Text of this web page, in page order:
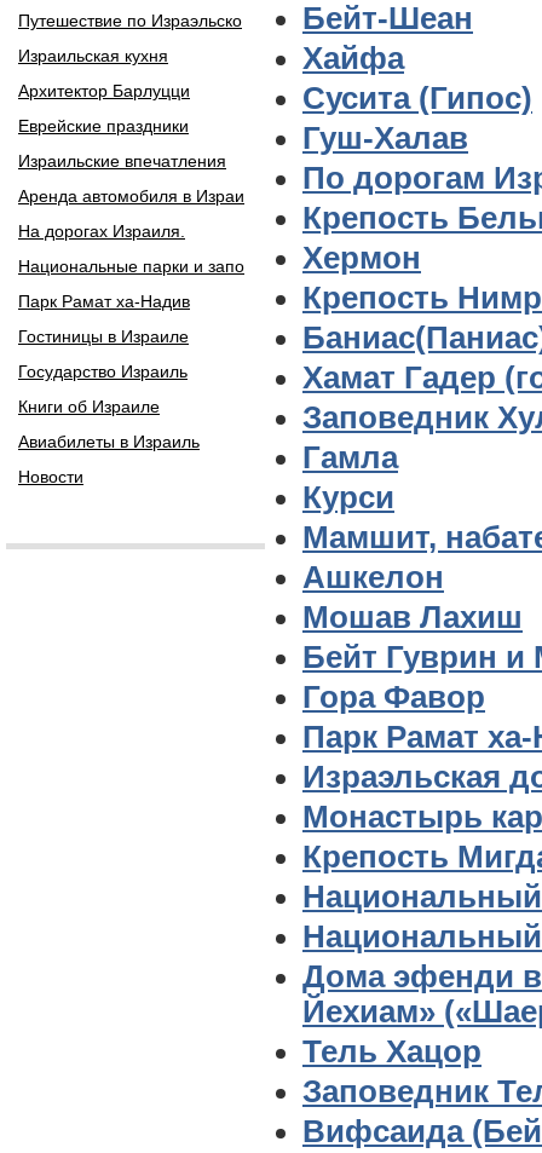
Путешествие по Израэльско
Израильская кухня
Архитектор Барлуцци
Еврейские праздники
Израильские впечатления
Аренда автомобиля в Израи
На дорогах Израиля.
Национальные парки и запо
Парк Рамат ха-Надив
Гостиницы в Израиле
Государство Израиль
Книги об Израиле
Авиабилеты в Израиль
Новости
Бейт-Шеан
Хайфа
Сусита (Гипос)
Гуш-Халав
По дорогам
Крепость
Хермон
Крепость
Хамат Гадер
Заповедник
Гамла
Курси
Мамшит,
Ашкелон
Мошав Лахиш
Бейт Гуврин
Гора Фавор
Парк Рамат
Израэльская
Монастырь
Крепость
Дома эфенди
Йехиам»
Тель Хацор
Заповедник
Вифсаида